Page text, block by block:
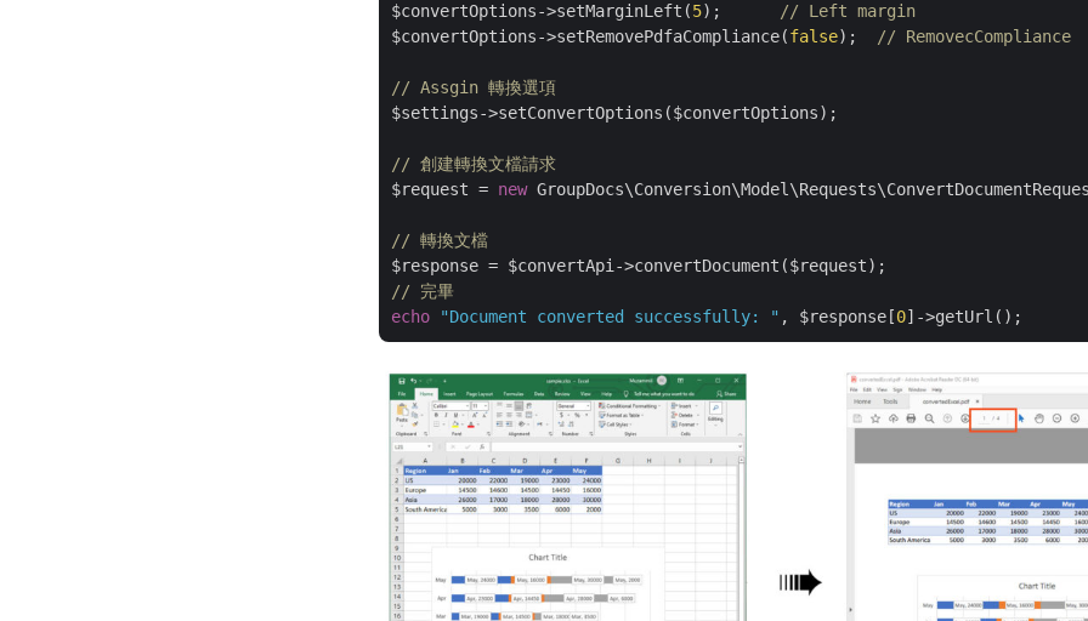
$convertOptions->setMarginLeft(5);
// Left margin
$convertOptions->setRemovePdfaCompliance(false); // RemovecCompliance
// Assgin 轉換選項
$settings->setConvertOptions($convertOptions);
// 創建轉換文檔請求
$request = new
// 轉換文檔
// 完畢
echo
"Document converted successfully: " , $response[0